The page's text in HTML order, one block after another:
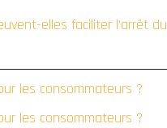
elles faciliter l’arrêt
les consommateurs ?
les consommateurs ?